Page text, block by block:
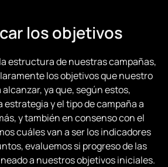
los objetivos
estructura de nuestras campañas,
los objetivos que nuestro
ya que, según estos,
y el tipo de campaña a
y también en consenso con el
cuáles van a ser los indicadores
evaluemos si progreso de las
a nuestros objetivos iniciales.